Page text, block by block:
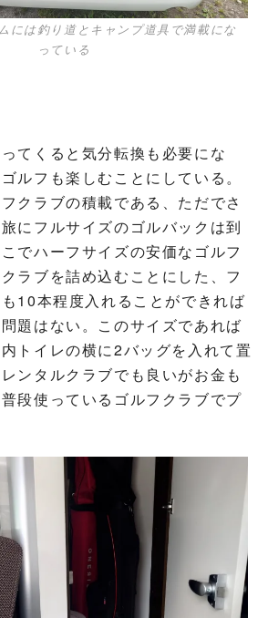
には釣り道とキャンプ道具で満載にな
っている
てくると気分転換も必要にな
ルフも楽しむことにしている。
クラブの積載である、ただでさ
にフルサイズのゴルバックは到
でハーフサイズの安価なゴルフ
ラブを詰め込むことにした、フ
10本程度入れることができれば
題はない。このサイズであれば
トイレの横に2バッグを入れて置
ンタルクラブでも良いがお金も
段使っているゴルフクラブでプ